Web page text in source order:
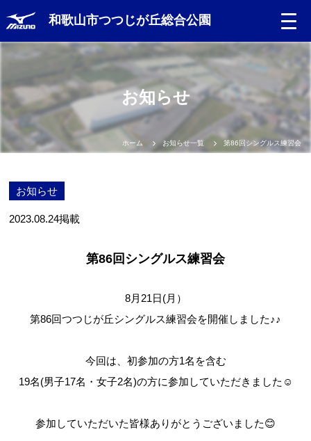
和歌山市つつじが丘総合公園
お知らせ
ホーム お知らせ一覧 第86回シングルス練習会
お知らせ
2023.08.24掲載
第86回シングルス練習会
8月21日(月）
第86回つつじが丘シングルス練習会を開催しました♪♪
今回は、初参加の方1名を含む
19名(男子17名・女子2名)の方に参加していただきました☺
参加していただいた皆様ありがとうございました😊